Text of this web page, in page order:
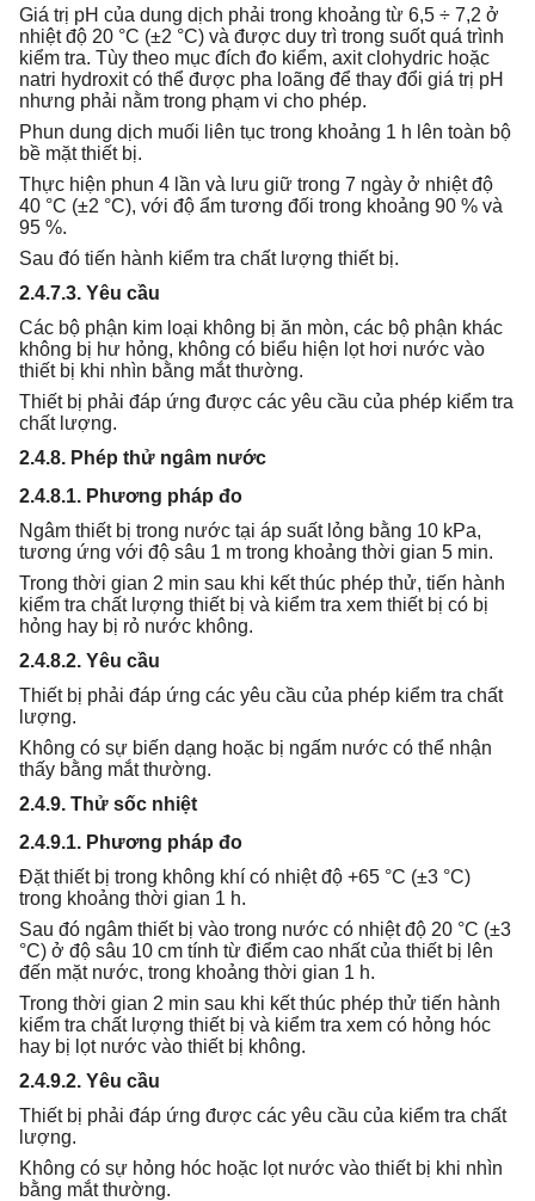
Giá trị pH của dung dịch phải trong khoảng từ 6,5 ÷ 7,2 ở
nhiệt độ 20 °C (±2 °C) và được duy trì trong suốt quá trình
kiểm tra. Tùy theo mục đích đo kiểm, axit clohydric hoặc
natri hydroxit có thể được pha loãng để thay đổi giá trị pH
nhưng phải nằm trong phạm vi cho phép.
Phun dung dịch muối liên tục trong khoảng 1 h lên toàn bộ
bề mặt thiết bị.
Thực hiện phun 4 lần và lưu giữ trong 7 ngày ở nhiệt độ
40 °C (±2 °C), với độ ẩm tương đối trong khoảng 90 % và
95 %.
Sau đó tiến hành kiểm tra chất lượng thiết bị.
2.4.7.3. Yêu cầu
Các bộ phận kim loại không bị ăn mòn, các bộ phận khác
không bị hư hỏng, không có biểu hiện lọt hơi nước vào
thiết bị khi nhìn bằng mắt thường.
Thiết bị phải đáp ứng được các yêu cầu của phép kiểm tra
chất lượng.
2.4.8. Phép thử ngâm nước
2.4.8.1. Phương pháp đo
Ngâm thiết bị trong nước tại áp suất lỏng bằng 10 kPa,
tương ứng với độ sâu 1 m trong khoảng thời gian 5 min.
Trong thời gian 2 min sau khi kết thúc phép thử, tiến hành
kiểm tra chất lượng thiết bị và kiểm tra xem thiết bị có bị
hỏng hay bị rỏ nước không.
2.4.8.2. Yêu cầu
Thiết bị phải đáp ứng các yêu cầu của phép kiểm tra chất
lượng.
Không có sự biến dạng hoặc bị ngấm nước có thể nhận
thấy bằng mắt thường.
2.4.9. Thử sốc nhiệt
2.4.9.1. Phương pháp đo
Đặt thiết bị trong không khí có nhiệt độ +65 °C (±3 °C)
trong khoảng thời gian 1 h.
Sau đó ngâm thiết bị vào trong nước có nhiệt độ 20 °C (±3
°C) ở độ sâu 10 cm tính từ điểm cao nhất của thiết bị lên
đến mặt nước, trong khoảng thời gian 1 h.
Trong thời gian 2 min sau khi kết thúc phép thử tiến hành
kiểm tra chất lượng thiết bị và kiểm tra xem có hỏng hóc
hay bị lọt nước vào thiết bị không.
2.4.9.2. Yêu cầu
Thiết bị phải đáp ứng được các yêu cầu của kiểm tra chất
lượng.
Không có sự hỏng hóc hoặc lọt nước vào thiết bị khi nhìn
bằng mắt thường.